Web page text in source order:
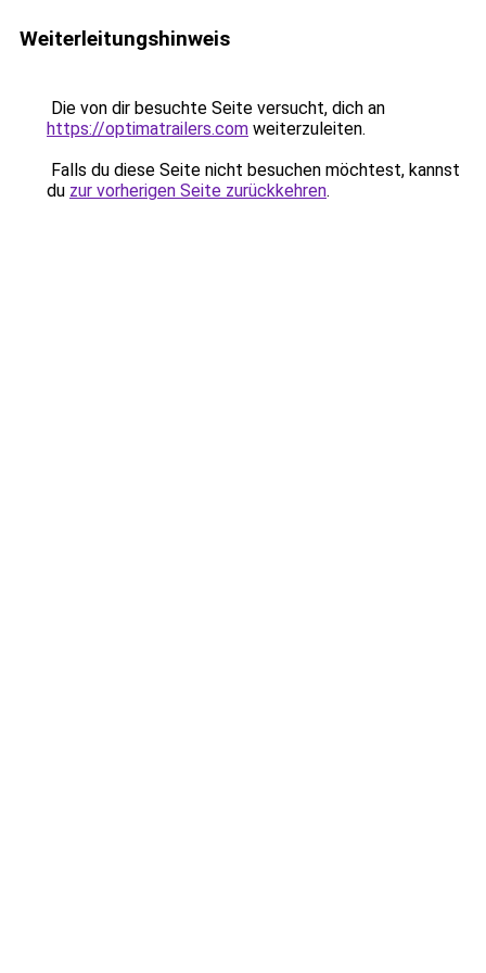
Weiterleitungshinweis
Die von dir besuchte Seite versucht, dich an
https://optimatrailers.com weiterzuleiten.
Falls du diese Seite nicht besuchen möchtest, kannst
du zur vorherigen Seite zurückkehren.